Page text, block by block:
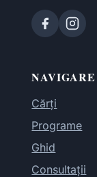
NAVIGARE
Cărți
Programe
Ghid
Consultații